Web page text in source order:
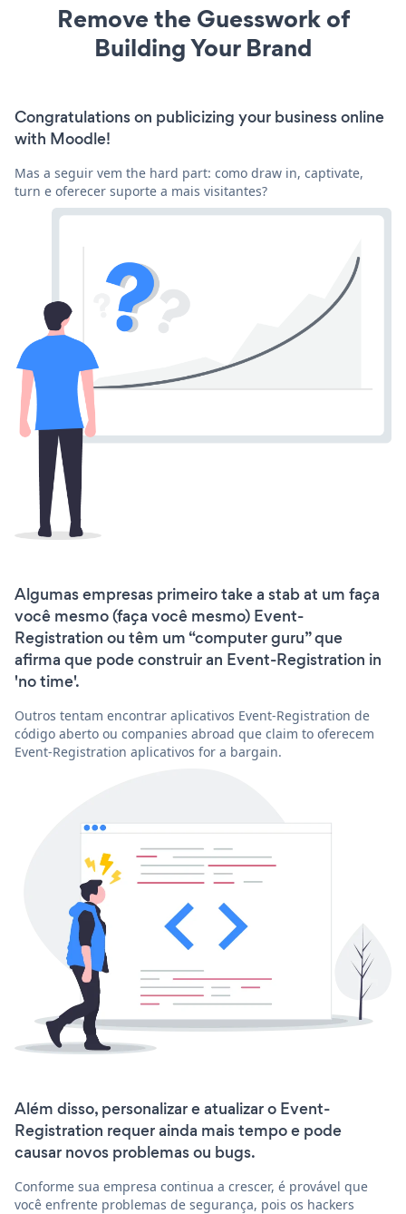
Remove the Guesswork of
Building Your Brand
Congratulations on publicizing your business online
with Moodle!
Mas a seguir vem the hard part: como draw in, captivate,
turn e oferecer suporte a mais visitantes?
Algumas empresas primeiro take a stab at um faça
você mesmo (faça você mesmo) Event-
Registration ou têm um “computer guru” que
afirma que pode construir an Event-Registration in
'no time'.
Outros tentam encontrar aplicativos Event-Registration de
código aberto ou companies abroad que claim to oferecem
Event-Registration aplicativos for a bargain.
Além disso, personalizar e atualizar o Event-
Registration requer ainda mais tempo e pode
causar novos problemas ou bugs.
Conforme sua empresa continua a crescer, é provável que
você enfrente problemas de segurança, pois os hackers